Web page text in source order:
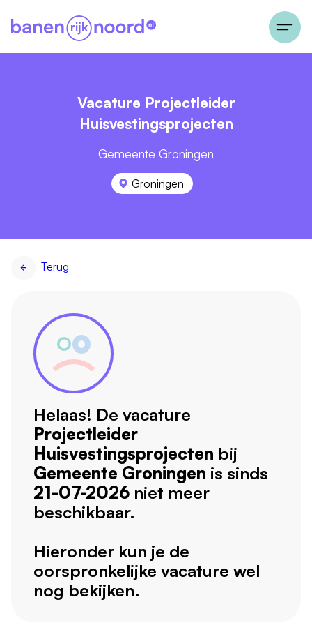
Vacature Projectleider
Huisvestingsprojecten
Gemeente Groningen
Groningen
Terug
Helaas! De vacature
Projectleider
Huisvestingsprojecten bij
Gemeente Groningen is sinds
21-07-2026 niet meer
beschikbaar.
Hieronder kun je de
oorspronkelijke vacature wel
nog bekijken.